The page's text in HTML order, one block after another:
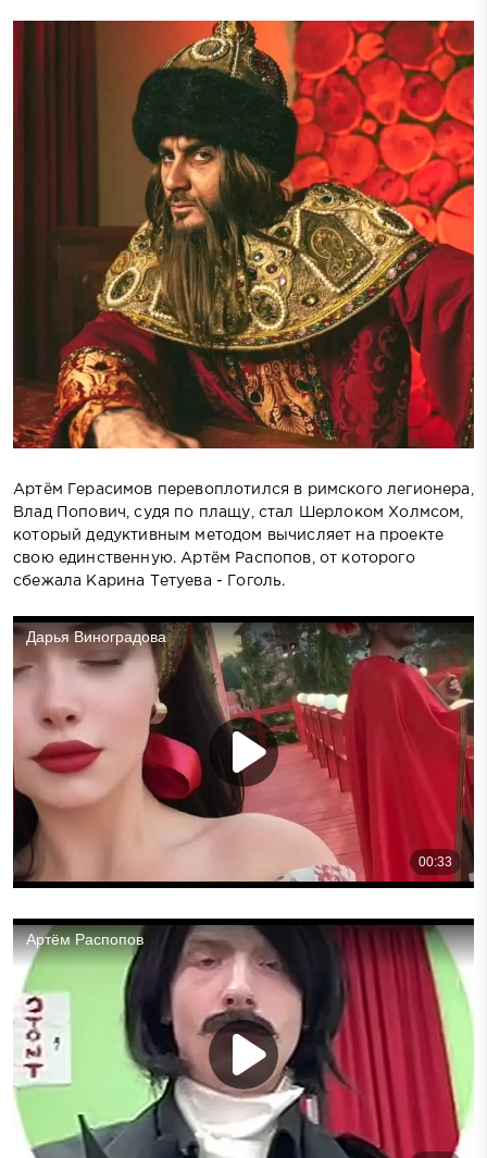
Артём Герасимов перевоплотился в римского легионера,
Влад Попович, судя по плащу, стал Шерлоком Холмсом,
который дедуктивным методом вычисляет на проекте
свою единственную. Артём Распопов, от которого
сбежала Карина Тетуева - Гоголь.